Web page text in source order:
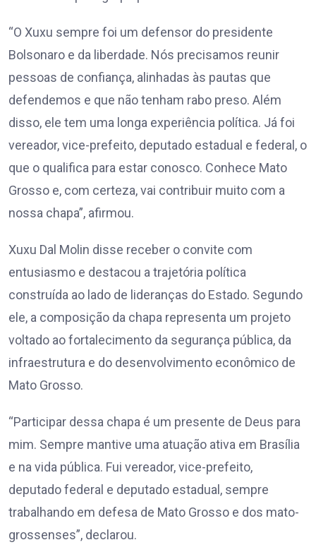
“O Xuxu sempre foi um defensor do presidente
Bolsonaro e da liberdade. Nós precisamos reunir
pessoas de confiança, alinhadas às pautas que
defendemos e que não tenham rabo preso. Além
disso, ele tem uma longa experiência política. Já foi
vereador, vice-prefeito, deputado estadual e federal, o
que o qualifica para estar conosco. Conhece Mato
Grosso e, com certeza, vai contribuir muito com a
nossa chapa”, afirmou.
Xuxu Dal Molin disse receber o convite com
entusiasmo e destacou a trajetória política
construída ao lado de lideranças do Estado. Segundo
ele, a composição da chapa representa um projeto
voltado ao fortalecimento da segurança pública, da
infraestrutura e do desenvolvimento econômico de
Mato Grosso.
“Participar dessa chapa é um presente de Deus para
mim. Sempre mantive uma atuação ativa em Brasília
e na vida pública. Fui vereador, vice-prefeito,
deputado federal e deputado estadual, sempre
trabalhando em defesa de Mato Grosso e dos mato-
grossenses”, declarou.